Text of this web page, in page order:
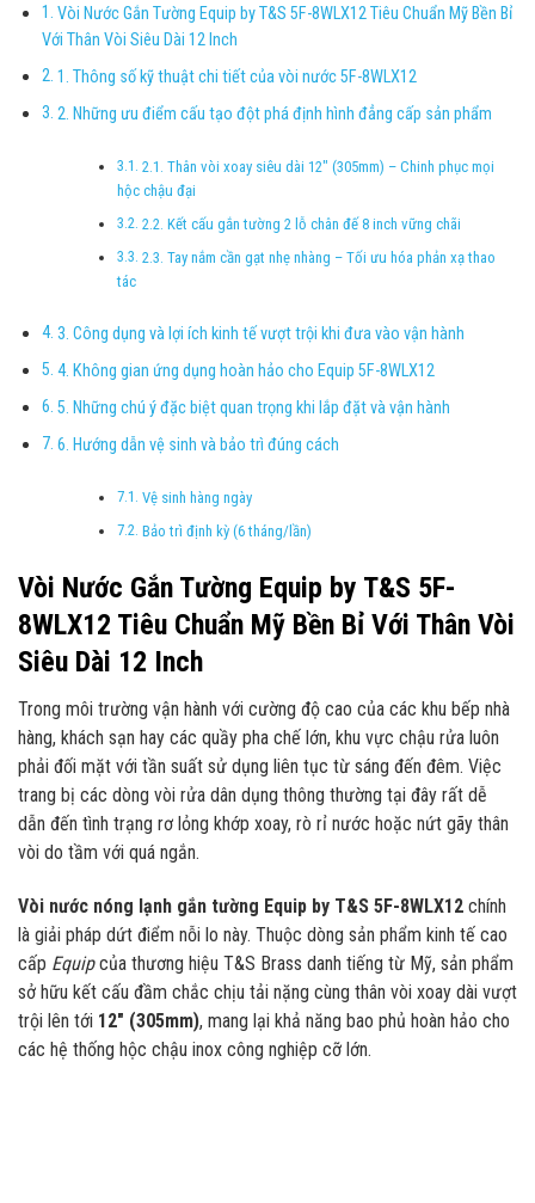
Vòi Nước Gắn Tường Equip by T&S 5F-8WLX12 Tiêu Chuẩn Mỹ Bền Bỉ
Với Thân Vòi Siêu Dài 12 Inch
1. Thông số kỹ thuật chi tiết của vòi nước 5F-8WLX12
2. Những ưu điểm cấu tạo đột phá định hình đẳng cấp sản phẩm
2.1. Thân vòi xoay siêu dài 12″ (305mm) – Chinh phục mọi
hộc chậu đại
2.2. Kết cấu gắn tường 2 lỗ chân đế 8 inch vững chãi
2.3. Tay nắm cần gạt nhẹ nhàng – Tối ưu hóa phản xạ thao
tác
3. Công dụng và lợi ích kinh tế vượt trội khi đưa vào vận hành
4. Không gian ứng dụng hoàn hảo cho Equip 5F-8WLX12
5. Những chú ý đặc biệt quan trọng khi lắp đặt và vận hành
6. Hướng dẫn vệ sinh và bảo trì đúng cách
Vệ sinh hàng ngày
Bảo trì định kỳ (6 tháng/lần)
Vòi Nước Gắn Tường Equip by T&S 5F-
8WLX12 Tiêu Chuẩn Mỹ Bền Bỉ Với Thân Vòi
Siêu Dài 12 Inch
Trong môi trường vận hành với cường độ cao của các khu bếp nhà
hàng, khách sạn hay các quầy pha chế lớn, khu vực chậu rửa luôn
phải đối mặt với tần suất sử dụng liên tục từ sáng đến đêm. Việc
trang bị các dòng vòi rửa dân dụng thông thường tại đây rất dễ
dẫn đến tình trạng rơ lỏng khớp xoay, rò rỉ nước hoặc nứt gãy thân
vòi do tầm với quá ngắn.
Vòi nước nóng lạnh gắn tường Equip by T&S 5F-8WLX12 chính
là giải pháp dứt điểm nỗi lo này. Thuộc dòng sản phẩm kinh tế cao
cấp Equipcủa thương hiệu T&S Brass danh tiếng từ Mỹ, sản phẩm
sở hữu kết cấu đầm chắc chịu tải nặng cùng thân vòi xoay dài vượt
trội lên tới 12″ (305mm), mang lại khả năng bao phủ hoàn hảo cho
các hệ thống hộc chậu inox công nghiệp cỡ lớn.